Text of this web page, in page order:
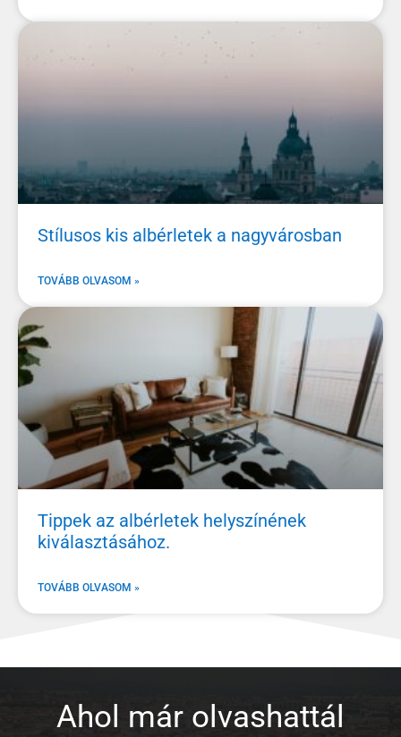
Stílusos kis albérletek a nagyvárosban
TOVÁBB OLVASOM »
Tippek az albérletek helyszínének
kiválasztásához.
TOVÁBB OLVASOM »
Ahol már olvashattál